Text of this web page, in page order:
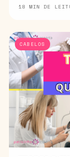
18 MIN DE
CABELOS